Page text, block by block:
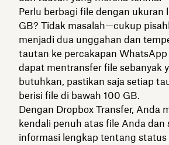
Perlu berbagi file dengan ukuran
GB? Tidak masalah—cukup
menjadi dua unggahan dan
tautan ke percakapan
dapat mentransfer file sebanyak
butuhkan, pastikan saja setiap
berisi file di bawah 100 GB.
Dengan Dropbox Transfer, Anda
kendali penuh atas file Anda dan
informasi lengkap tentang status